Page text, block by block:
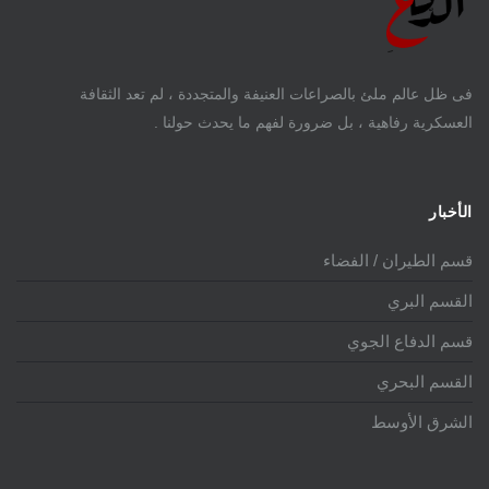
فى ظل عالم ملئ بالصراعات العنيفة والمتجددة ، لم تعد الثقافة
العسكرية رفاهية ، بل ضرورة لفهم ما يحدث حولنا .
الأخبار
قسم الطيران / الفضاء
القسم البري
قسم الدفاع الجوي
القسم البحري
الشرق الأوسط